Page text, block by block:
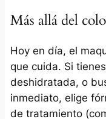
Más allá del
Hoy en día, el
que cuida. Si
deshidratada, o
inmediato, elige
de tratamiento